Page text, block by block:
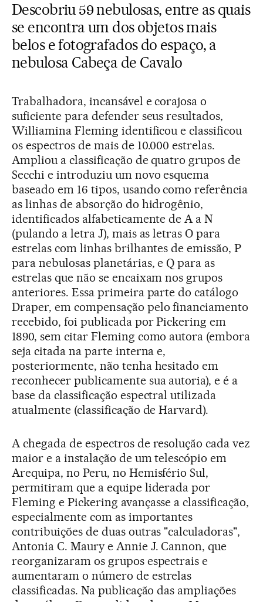
Descobriu 59 nebulosas, entre as quais
se encontra um dos objetos mais
belos e fotografados do espaço, a
nebulosa Cabeça de Cavalo
Trabalhadora, incansável e corajosa o
suficiente para defender seus resultados,
Williamina Fleming identificou e classificou
os espectros de mais de 10.000 estrelas.
Ampliou a classificação de quatro grupos de
Secchi e introduziu um novo esquema
baseado em 16 tipos, usando como referência
as linhas de absorção do hidrogênio,
identificados alfabeticamente de A a N
(pulando a letra J), mais as letras O para
estrelas com linhas brilhantes de emissão, P
para nebulosas planetárias, e Q para as
estrelas que não se encaixam nos grupos
anteriores. Essa primeira parte do catálogo
Draper, em compensação pelo financiamento
recebido, foi publicada por Pickering em
1890, sem citar Fleming como autora (embora
seja citada na parte interna e,
posteriormente, não tenha hesitado em
reconhecer publicamente sua autoria), e é a
base da classificação espectral utilizada
atualmente (classificação de Harvard).
A chegada de espectros de resolução cada vez
maior e a instalação de um telescópio em
Arequipa, no Peru, no Hemisfério Sul,
permitiram que a equipe liderada por
Fleming e Pickering avançasse a classificação,
especialmente com as importantes
contribuições de duas outras "calculadoras",
Antonia C. Maury e Annie J. Cannon, que
reorganizaram os grupos espectrais e
aumentaram o número de estrelas
classificadas. Na publicação das ampliações